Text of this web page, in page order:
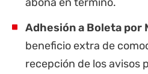
Adhesión a Boleta por
beneficio extra de
recepción de los avisos